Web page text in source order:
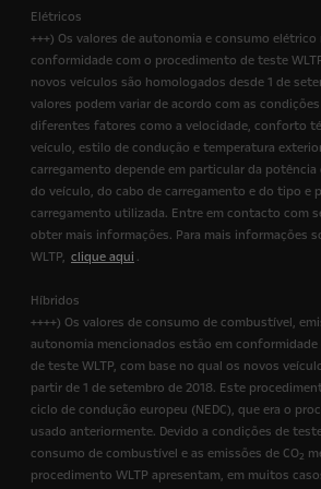
Elétricos
+++) Os valores de autonomia e consumo
conformidade com o procedimento de teste
novos veículos são homologados desde 1 de
valores podem variar de acordo com as
diferentes fatores como a velocidade, conforto
veículo, estilo de condução e temperatura
carregamento depende em particular da potência
do veículo, do cabo de carregamento e do tipo e
carregamento utilizada. Entre em contacto com
obter mais informações. Para mais informações
WLTP, clique aqui .
Híbridos
++++) Os valores de consumo de combustível,
autonomia mencionados estão em
de teste WLTP, com base no qual os novos
partir de 1 de setembro de 2018. Este
ciclo de condução europeu (NEDC), que era o
usado anteriormente. Devido a condições de
consumo de combustível e as emissões de CO2
procedimento WLTP apresentam, em muitos